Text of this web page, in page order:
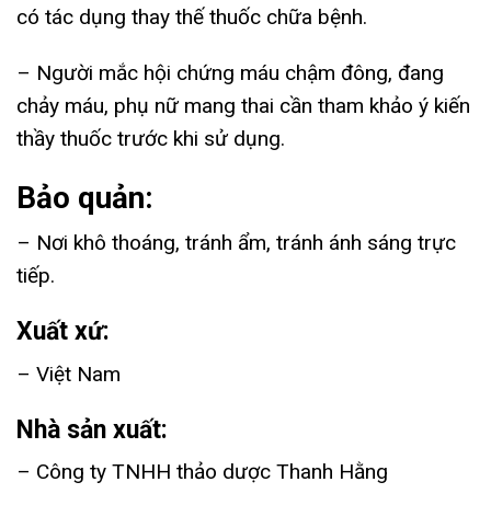
có tác dụng thay thế thuốc chữa bệnh.
– Người mắc hội chứng máu chậm đông, đang
chảy máu, phụ nữ mang thai cần tham khảo ý kiến
thầy thuốc trước khi sử dụng.
Bảo quản:
– Nơi khô thoáng, tránh ẩm, tránh ánh sáng trực
tiếp.
Xuất xứ:
– Việt Nam
Nhà sản xuất:
– Công ty TNHH thảo dược Thanh Hằng